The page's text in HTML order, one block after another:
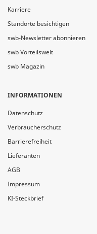
Karriere
Standorte besichtigen
swb-Newsletter abonnieren
swb Vorteilswelt
swb Magazin
INFORMATIONEN
Datenschutz
Verbraucherschutz
Barrierefreiheit
Lieferanten
AGB
Impressum
KI-Steckbrief